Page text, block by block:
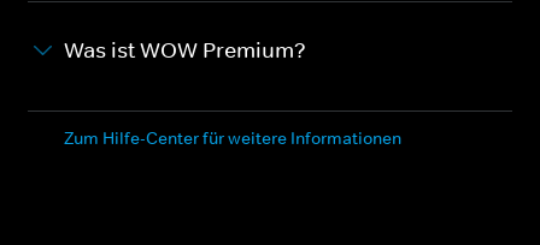
Was ist WOW Premium?
Zum Hilfe-Center für weitere Informationen